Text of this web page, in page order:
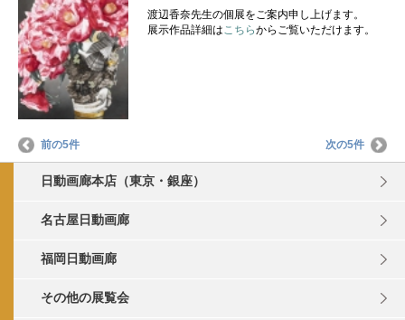
渡辺香奈先生の個展をご案内申し上げます。
展示作品詳細はこちらからご覧いただけます。
前の5件 次の5件
日動画廊本店（東京・銀座）
名古屋日動画廊
福岡日動画廊
その他の展覧会